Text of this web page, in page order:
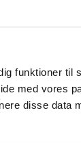
funktioner til
med vores
disse data